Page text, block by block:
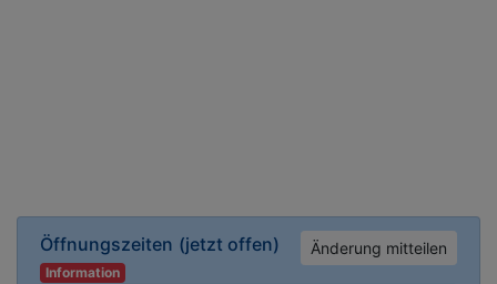
Öffnungszeiten (jetzt offen) Änderung mitteilen
Information